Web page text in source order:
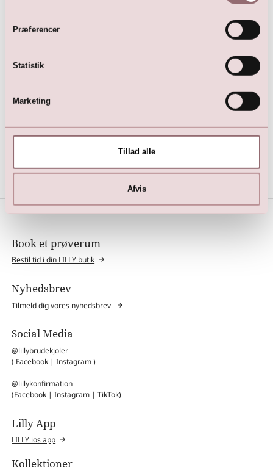
Præferencer
Statistik
Marketing
Tillad alle
Afvis
Book et prøverum
Bestil tid i din LILLY butik
Nyhedsbrev
Tilmeld dig vores nyhedsbrev
Social Media
@lillybrudekjoler
( Facebook |Instagram)
@lillykonfirmation
(Facebook |Instagram |TikTok)
Lilly App
LILLY ios app
Kollektioner